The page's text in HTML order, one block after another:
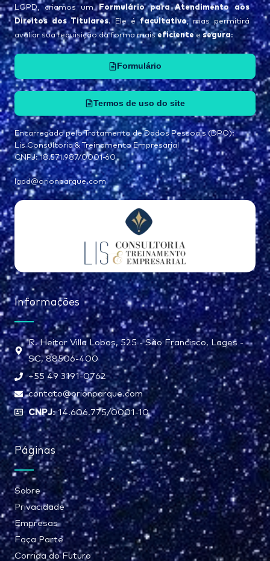
Páginas
Sobre
Privacidade
Empresas
Faça Parte
Corrida do Futuro
Informações
R. Heitor Villa Lobos, 525 - São Francisco, Lages -
SC, 88506-400
+55 49 3191-0762
contato@orionparque.com
CNPJ:14.606.775/0001-10
LGPD, criamos umFormulário para Atendimento aos
Direitos dos Titulares. Ele éfacultativo, mas permitirá
avaliar sua requisição da forma maiseficientee segura:
Formulário
Termos de uso do site
Encarregado pelo Tratamento de Dados Pessoais (DPO):
Lis Consultoria & Treinamento Empresarial
CNPJ: 18.571.987/0001-60
lgpd@orionparque.com